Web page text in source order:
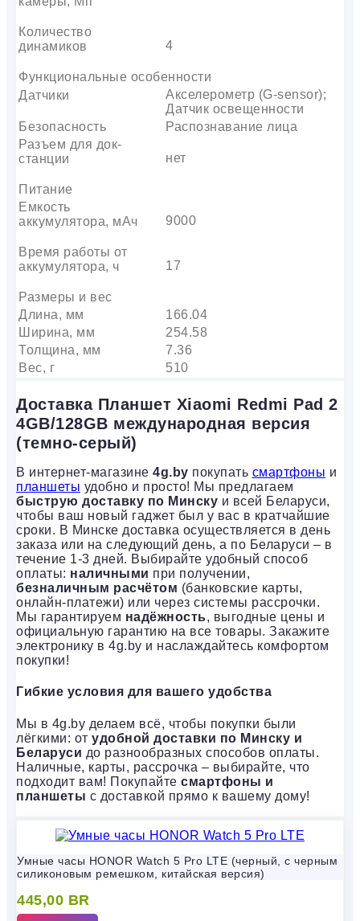
Количество
динамиков
4
Функциональные особенности
Датчики
Акселерометр (G-sensor);
Датчик освещенности
Безопасность
Распознавание лица
Разъем для док-
станции
нет
Питание
Емкость
аккумулятора, мАч
9000
Время работы от
аккумулятора, ч
17
Размеры и вес
Длина, мм
166.04
Ширина, мм
254.58
Толщина, мм
7.36
Вес, г
510
Доставка Планшет Xiaomi Redmi Pad 2
4GB/128GB международная версия
(темно-серый)
В интернет-магазине 4g.by покупать смартфоны и
планшеты удобно и просто! Мы предлагаем
быструю доставку по Минску и всей Беларуси,
чтобы ваш новый гаджет был у вас в кратчайшие
сроки. В Минске доставка осуществляется в день
заказа или на следующий день, а по Беларуси – в
течение 1-3 дней. Выбирайте удобный способ
оплаты: наличными при получении,
безналичным расчётом (банковские карты,
онлайн-платежи) или через системы рассрочки.
Мы гарантируем надёжность, выгодные цены и
официальную гарантию на все товары. Закажите
электронику в 4g.by и наслаждайтесь комфортом
покупки!
Гибкие условия для вашего удобства
Мы в 4g.by делаем всё, чтобы покупки были
лёгкими: от удобной доставки по Минску и
Беларуси до разнообразных способов оплаты.
Наличные, карты, рассрочка – выбирайте, что
подходит вам! Покупайте смартфоны и
планшеты с доставкой прямо к вашему дому!
Умные часы HONOR Watch 5 Pro LTE (черный, с черным
силиконовым ремешком, китайская версия)
445,00 BR